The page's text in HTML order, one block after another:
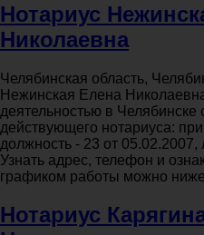
Нотариус
Николаевна
Челябинская область,
Нежинская Елена
деятельностью в Челябинске
действующего нотариуса:
должность - 23 от
Узнать адрес, телефон и
графиком работы можно
Нотариус